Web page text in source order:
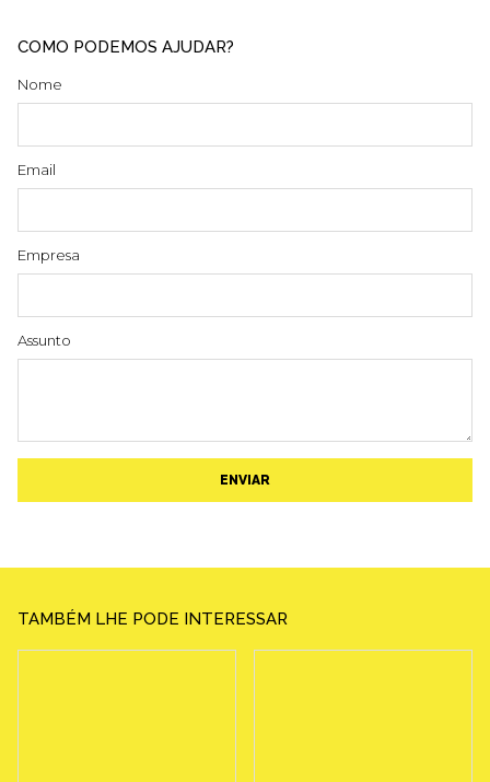
COMO PODEMOS AJUDAR?
Nome
Email
Empresa
Assunto
ENVIAR
TAMBÉM LHE PODE INTERESSAR